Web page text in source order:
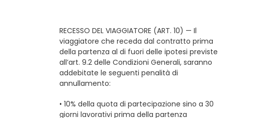
RECESSO DEL VIAGGIATORE (ART. 10) — Il
viaggiatore che receda dal contratto prima
della partenza al di fuori delle ipotesi previste
all’art. 9.2 delle Condizioni Generali, saranno
addebitate le seguenti penalità di
annullamento:
• 10% della quota di partecipazione sino a 30
giorni lavorativi prima della partenza